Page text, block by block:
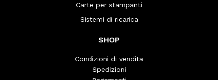
Carte per stampanti
Sistemi di ricarica
SHOP
Condizioni di vendita
Spedizioni